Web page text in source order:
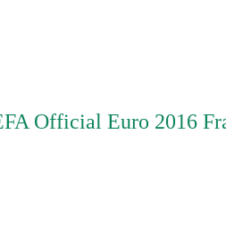
Official Euro 2016